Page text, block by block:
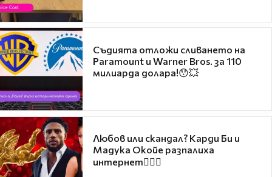
Съдията отложи сливането на
Paramount и Warner Bros. за 110
милиарда долара!😯💥
Любов или скандал? Карди Би и
Мадука Окойе разпалиха
интернет❤️‍🔥🔥